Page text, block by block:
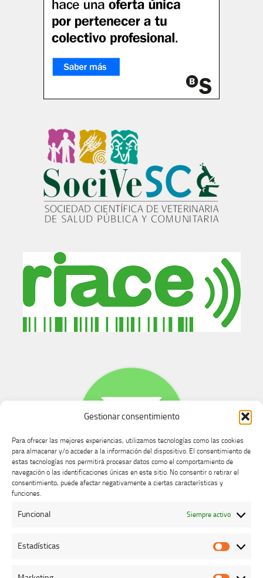
Gestionar consentimiento
Para ofrecer las mejores experiencias, utilizamos tecnologías como las cookies
para almacenar y/o acceder a la información del dispositivo. El consentimiento de
estas tecnologías nos permitirá procesar datos como el comportamiento de
navegación o las identificaciones únicas en este sitio. No consentir o retirar el
consentimiento, puede afectar negativamente a ciertas características y
funciones.
Funcional Siempre activo
Estadísticas
Buzón de dudas, quejas y sugerencias